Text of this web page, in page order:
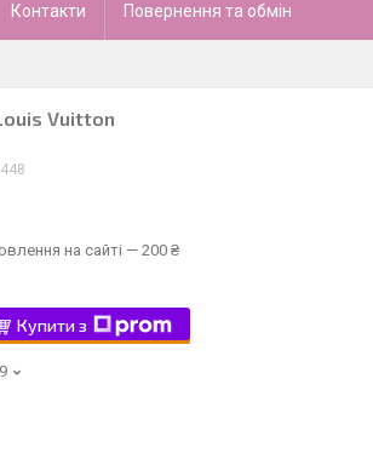
Контакти Повернення та обмін
Vuitton
на сайті — 200 ₴
Купити з